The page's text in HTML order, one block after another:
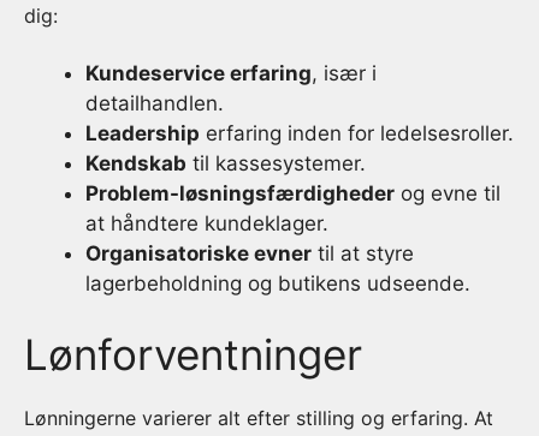
dig:
Kundeservice erfaring, især i
detailhandlen.
Leadership erfaring inden for ledelsesroller.
Kendskab til kassesystemer.
Problem-løsningsfærdigheder og evne til
at håndtere kundeklager.
Organisatoriske evner til at styre
lagerbeholdning og butikens udseende.
Lønforventninger
Lønningerne varierer alt efter stilling og erfaring. At